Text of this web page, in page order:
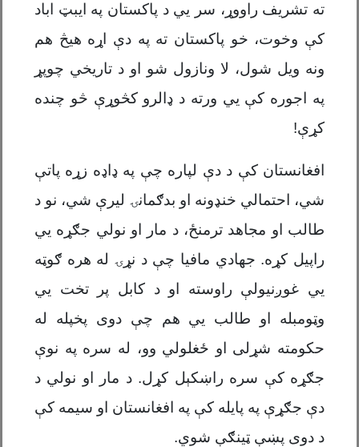
ته تشریف راووړ، سر يي د پاکستان په ایبټ اباد
کې وخوت، خو پاکستان ته په دې اړه هیڅ هم
ونه ویل شول، لا ونازول شو او د تاریخي چوپړ
په اجوره کې يي ورته د ډالرو کڅوړې څو چنده
کړې!
افغانستان کې د دې لپاره چې په ډاډه زړه پاتې
شي، احتمالي خنډونه او بدګمانۍ لیرې شي، نو د
طالب او مجاهد ترمنځ، د مار او نولي جګړه يي
راپیل کړه. جهادي مافیا چې د نړۍ له هره ګوټه
يي غوږنیولې راوسته او د کابل پر تخت يي
وټومبله او طالب يي هم چې دوی پخپله له
حکومته شړلی او ځغلولي وو، له سره په نوې
جګړه کې سره راښکېل کړل. د مار او نولي د
دې جګړې په پایله کې په افغانستان او سیمه کې
د دوی پښې ټینګې شوي.